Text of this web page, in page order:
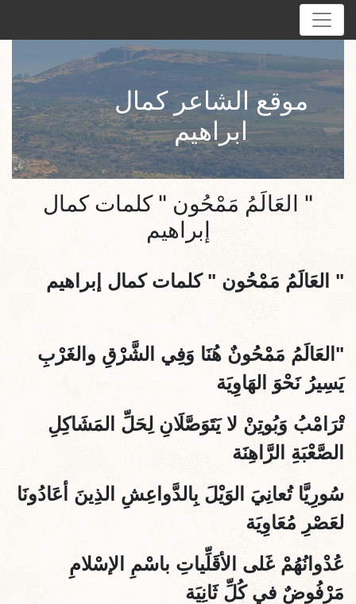
موقع الشاعر كمال
ابراهيم
" العَالَمُ مَمْحُون " كلمات كمال
إبراهيم
" العَالَمُ مَمْحُون " كلمات كمال إبراهيم
"العَالَمُ مَمْحُونٌ هُنَا وَفِي الشَّرْقِ والغَرْبِ
يَسِيرُ نَحْوَ الهَاوِيَة
تْرَامْبُ وَبُوتِنْ لا يَتَوَصَّلَانِ لِحَلِّ المَشَاكِلِ
الصَّعْبَةِ الرَّاهِنَة
سُورِيَّا تُعانِيَ الوَيْلَ بِالدَّواعِشِ الذِينَ أعَادُونَا
لعَصْرِ مُعَاوِيَة
عُدْوانُهُمْ غَلى الأقَلِّياتِ باسْمِ الإسْلامِ
مَرْفُوضٌ في كُلِّ ثَانِيَة